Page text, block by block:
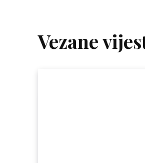
Vezane